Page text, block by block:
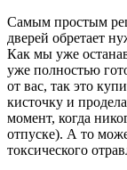
Самым простым
дверей обретает
Как мы уже
уже полностью
от вас, так это
кисточку и
момент, когда
отпуске). А то
токсического